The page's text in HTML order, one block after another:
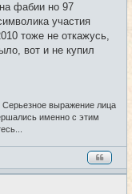
н
и
фабии но 97
участия
тоже не откажусь,
вот и не купил
выражение лица
именно с этим